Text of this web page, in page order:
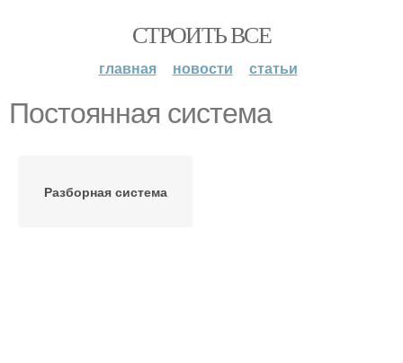
СТРОИТЬ ВСЕ
главная новости статьи
Постоянная система
Разборная система